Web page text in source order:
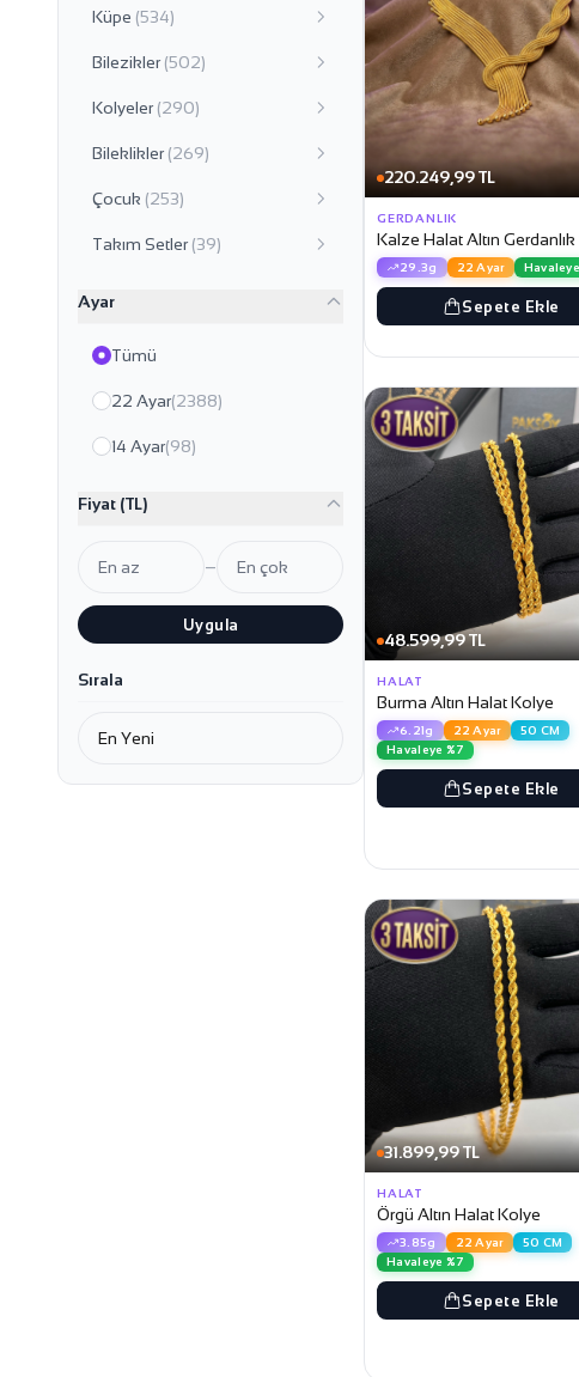
Küpe (534)
Bilezikler (502)
Kolyeler (290)
Bileklikler (269)
Çocuk (253)
Takım Setler (39)
Ayar
Tümü
22 Ayar(2388)
14 Ayar(98)
Fiyat (TL)
–
Uygula
Sırala
220.249,99 TL
GERDANLIK
Kalze Halat Altın
29.3g 22 Ayar
Sepete Ekle
48.599,99 TL
HALAT
Burma Altın Halat Kolye
6.21g 22 Ayar
50 CM
Havaleye %7
Sepete Ekle
31.899,99 TL
HALAT
Örgü Altın Halat Kolye
3.85g 22 Ayar
50 CM
Havaleye %7
Sepete Ekle